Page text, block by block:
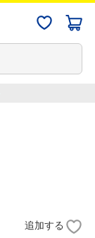
追加する